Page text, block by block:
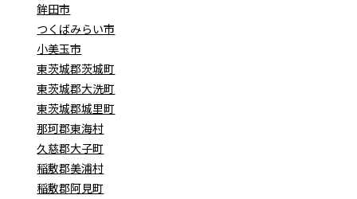
鉾田市
つくばみらい市
小美玉市
東茨城郡茨城町
東茨城郡大洗町
東茨城郡城里町
那珂郡東海村
久慈郡大子町
稲敷郡美浦村
稲敷郡阿見町